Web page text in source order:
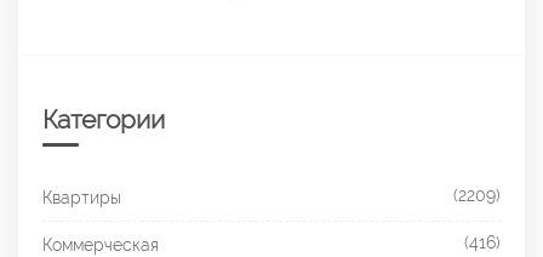
Категории
Квартиры (2209)
Коммерческая (416)